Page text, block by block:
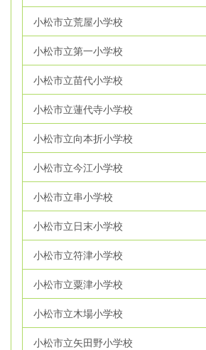
小松市立荒屋小学校
小松市立第一小学校
小松市立苗代小学校
小松市立蓮代寺小学校
小松市立向本折小学校
小松市立今江小学校
小松市立串小学校
小松市立日末小学校
小松市立符津小学校
小松市立粟津小学校
小松市立木場小学校
小松市立矢田野小学校